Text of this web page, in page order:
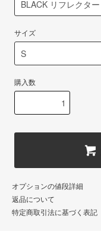
サイズ
購入数
オプションの値段詳細
返品について
特定商取引法に基づく表記